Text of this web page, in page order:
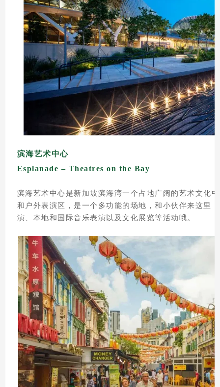
滨海艺术中心
Esplanade – Theatres on the Bay
滨海艺术中心是新加坡滨海湾一个占地广阔的艺术文化
和户外表演区，是一个多功能的场地，和小伙伴来这里
演、本地和国际音乐表演以及文化展览等活动哦。